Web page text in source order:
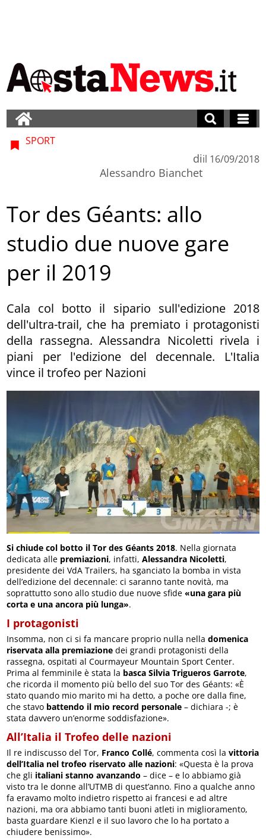
SPORT
di
Alessandro Bianchet
il 16/09/2018
Tor des Géants: allo
studio due nuove gare
per il 2019
Cala col botto il sipario sull'edizione 2018
dell'ultra-trail, che ha premiato i protagonisti
della rassegna. Alessandra Nicoletti rivela i
piani per l'edizione del decennale. L'Italia
vince il trofeo per Nazioni
Si chiude col botto il Tor des Géants 2018. Nella giornata
dedicata alle premiazioni, infatti,Alessandra Nicoletti,
presidente dei VdA Trailers, ha sganciato la bomba in vista
dell’edizione del decennale: ci saranno tante novità, ma
soprattutto sono allo studio due nuove sfide«una gara più
corta e una ancora più lunga».
I protagonisti
Insomma, non ci si fa mancare proprio nulla nelladomenica
riservata alla premiazione dei grandi protagonisti della
rassegna, ospitati al Courmayeur Mountain Sport Center.
Prima al femminile è stata la basca Silvia Trigueros Garrote,
che ricorda il momento più bello del suo Tor des Géants: «È
stato quando mio marito mi ha detto, a poche ore dalla fine,
che stavo battendo il mio record personale – dichiara -; è
stata davvero un’enorme soddisfazione».
All’Italia il Trofeo delle nazioni
Il re indiscusso del Tor, Franco Collé, commenta così lavittoria
dell’Italia nel trofeo riservato alle nazioni: «Questa è la prova
che gli italiani stanno avanzando – dice – e lo abbiamo già
visto tra le donne all’UTMB di quest’anno. Fino a qualche anno
fa eravamo molto indietro rispetto ai francesi e ad altre
nazioni, ma ora abbiamo tanti buoni atleti in miglioramento,
basta guardare Kienzl e il suo lavoro che lo ha portato a
chiudere benissimo».